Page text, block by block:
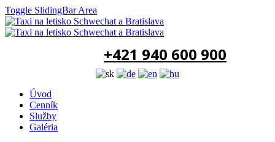
Toggle SlidingBar Area
+421 940 600 900
Úvod
Cenník
Služby
Galéria